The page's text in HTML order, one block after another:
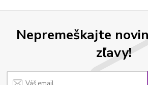
Nepremeškajte
zľavy!